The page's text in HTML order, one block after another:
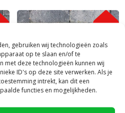
gebruiken wij technologieën zoals
op te slaan en/of te
met deze technologieën kunnen wij
ID's op deze site verwerken. Als je
intrekt, kan dit een
functies en mogelijkheden.